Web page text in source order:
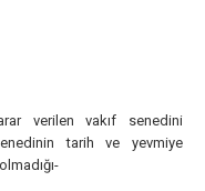
verilen vakıf senedini
tarih ve yevmiye